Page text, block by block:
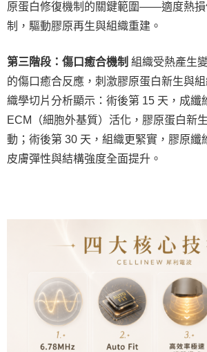
原蛋白修復機制的關鍵範圍——適度熱損
制，驅動膠原再生與組織重建。
第三階段：傷口癒合機制 組織受熱產生
的傷口癒合反應，刺激膠原蛋白新生與
織學切片分析顯示：術後第 15 天，成纖
ECM（細胞外基質）活化，膠原蛋白新
動；術後第 30 天，組織更緊實，膠原纖
皮膚彈性與結構強度全面提升。